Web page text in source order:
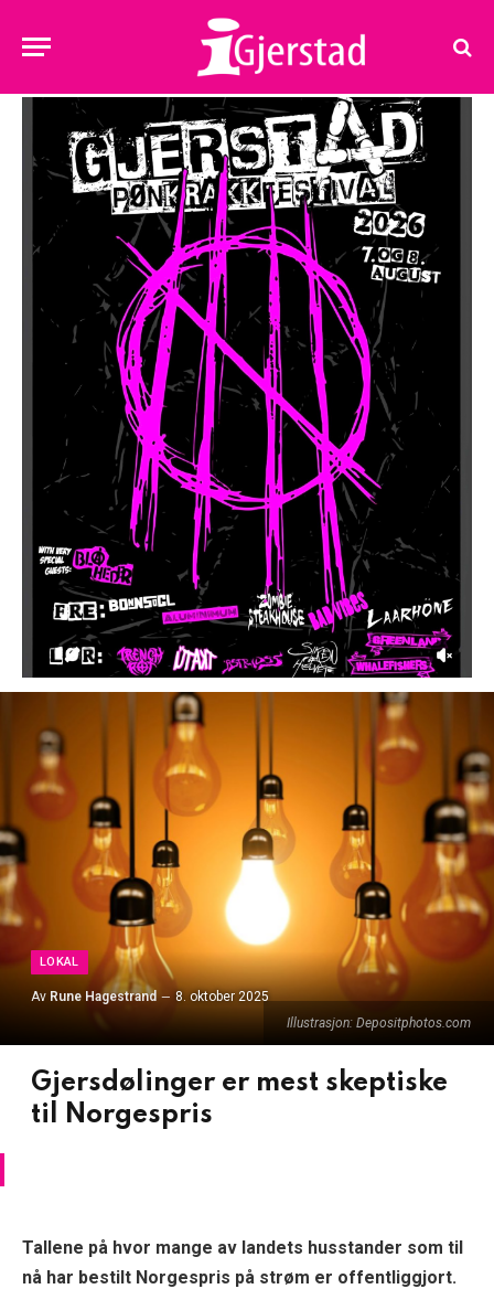
Illustrasjon: Depositphotos.com
LOKAL
Av Rune Hagestrand 8. oktober 2025
Gjersdølinger er mest skeptiske
til Norgespris
Tallene på hvor mange av landets husstander som til
nå har bestilt Norgespris på strøm er offentliggjort.